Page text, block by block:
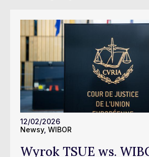
12/02/2026
Newsy, WIBOR
Wyrok TSUE ws.